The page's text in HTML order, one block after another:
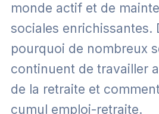
monde actif et de
sociales enrichissantes.
pourquoi de nombreux
continuent de travailler
de la retraite et
cumul emploi-retraite.